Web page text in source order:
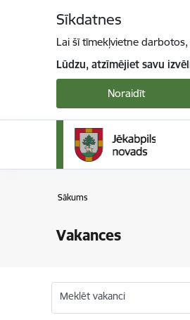
Sīkdatnes
Lai šī tīmekļvietne
Lūdzu, atzīmējiet savu
Noraidīt
Sākums
Vakances
Meklēt vakanci